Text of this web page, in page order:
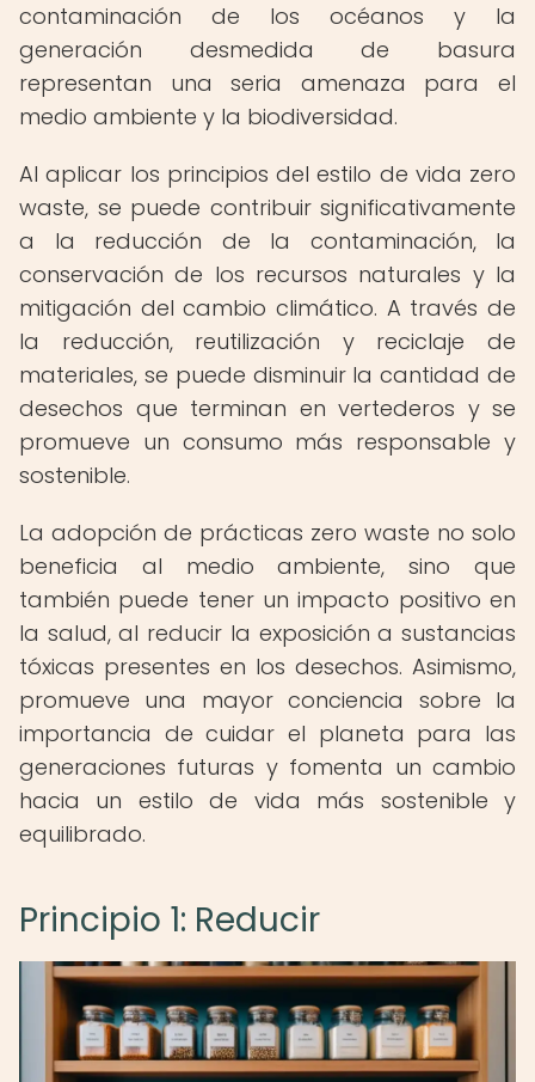
contaminación de los océanos y la
generación desmedida de basura
representan una seria amenaza para el
medio ambiente y la biodiversidad.
Al aplicar los principios del estilo de vida zero
waste, se puede contribuir significativamente
a la reducción de la contaminación, la
conservación de los recursos naturales y la
mitigación del cambio climático. A través de
la reducción, reutilización y reciclaje de
materiales, se puede disminuir la cantidad de
desechos que terminan en vertederos y se
promueve un consumo más responsable y
sostenible.
La adopción de prácticas zero waste no solo
beneficia al medio ambiente, sino que
también puede tener un impacto positivo en
la salud, al reducir la exposición a sustancias
tóxicas presentes en los desechos. Asimismo,
promueve una mayor conciencia sobre la
importancia de cuidar el planeta para las
generaciones futuras y fomenta un cambio
hacia un estilo de vida más sostenible y
equilibrado.
Principio 1: Reducir